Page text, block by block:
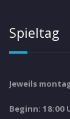
Spieltag
Jeweils
Beginn: 18:00